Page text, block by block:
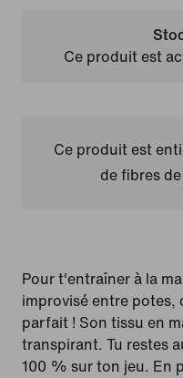
Ce produit est
Ce produit est
de fibres
Pour t'entraîner à la
improvisé entre potes,
parfait ! Son tissu en
transpirant. Tu restes
100 % sur ton jeu. En